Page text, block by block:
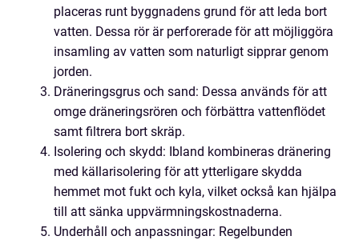
placeras runt byggnadens grund för att leda bort
vatten. Dessa rör är perforerade för att möjliggöra
insamling av vatten som naturligt sipprar genom
jorden.
Dräneringsgrus och sand: Dessa används för att
omge dräneringsrören och förbättra vattenflödet
samt filtrera bort skräp.
Isolering och skydd: Ibland kombineras dränering
med källarisolering för att ytterligare skydda
hemmet mot fukt och kyla, vilket också kan hjälpa
till att sänka uppvärmningskostnaderna.
Underhåll och anpassningar: Regelbunden